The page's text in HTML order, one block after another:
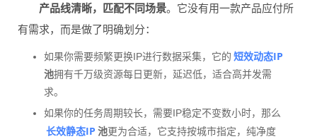
产品线清晰，匹配不同场景。它没有用一款产品应付所
有需求，而是做了明确划分：
如果你需要频繁更换IP进行数据采集，它的 短效动态IP
池拥有千万级资源每日更新，延迟低，适合高并发需
求。
如果你的任务周期较长，需要IP稳定不变数小时，那么
长效静态IP 池更为合适，它支持按城市指定，纯净度